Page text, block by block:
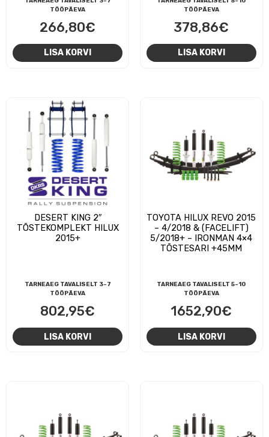
TÖÖPÄEVA
266,80€
LISA KORVI
TÖÖPÄEVA
378,86€
LISA KORVI
DESERT KING 2″
TÕSTEKOMPLEKT HILUX
2015+
TARNEAEG TAVALISELT 3-7
TÖÖPÄEVA
802,95€
LISA KORVI
TOYOTA HILUX REVO 2015
– 4/2018 & (FACELIFT)
5/2018+ – IRONMAN 4×4
TÕSTESARI +45MM
TARNEAEG TAVALISELT 5-10
TÖÖPÄEVA
1652,90€
LISA KORVI